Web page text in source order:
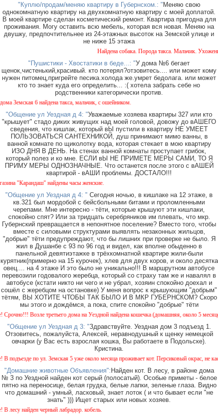
"Куплю/продам/меняю квартиру в Губернском.: "Меняю свою
однокомнатную квартиру на двухкомнатную квартиру с моей доплатой.
В моей квартире сделан косметический ремонт. Квартира пригодна для
проживания. Могу оставить всю мебель, которая вся новая. Меняю на
двушку, предпочтительнее из 24-этажных высоток на Земской улице и
не ниже 15 этажа
Найдена собака. Порода такса. Мальчик.
"Пушистики - Хвостатики в беде...: "У дома №6 бегает
щенок,чистенький,красивый. кто потерял?отзовитесь.... или может кому
нужен питомец,пригрейте песика.холода же.умрет бедолага. или может
кто то знает куда его определить... :( хотела забрать себе но
родственники категорически против.
Земская 6 найдена такса, мальчик, с ошейником.
"Общение ул Уездная д 4: "Уважаемые хозяева квартиры 327 или кто
"крышует" стадо диких живущих над моей головой, довожу до вАШЕГО
сведения, что кишлак, который вЫ пустили в квартиру НЕ УМЕЕТ
ПОЛЬЗОВАТЬСЯ САНТЕХНИКОЙ, душ принимают мимо ванны, в
ванной комнате по щиколотку вода, которая стекает в мою квартиру
ИЗО ДНЯ В ДЕНЬ. На стенах ванной комнаты проступает грибок,
который полез и ко мне. ЕСЛИ вЫ НЕ ПРИМЕТЕ МЕРЫ САМИ, ТО Я
ПРИМУ МЕРЫ ОДНОЗНАЧНЫЕ. Что останется после этого с вАШЕЙ
квартирой - вАШИ проблемы. ДОСТАЛО!!!
"Карандаш" найдены часы женские.
"Общение ул Уездная д 4: " Сегодня ночью, в кишлаке на 12 этаже, в
кв.321 был мордобой с бейсбольными битами и проломленными
черепами. Мне интересно - тёти, которые крышуют эти кишлаки,
спокойно спят? Или за тридцать серебряников им плевать, что мкр.
Губернский превращается в непонятное поселение? Вместо того, чтобы
вместе с силовыми структурами выявлять незаконных жильцов,
"добрые" тёти предупреждают, что бы лишних при проверке не было. Я
жил в Душанбе с 93 по 96 год и видел, как вполне обыденно в
панельной девятиэтажке в трёхкомнатной квартире жили-были
курятник(примерно на 15 курочек), хлев для двух коров, и около десятка
овец.... на 4 этаже И это было не уникально!!! В маршрутном автобусе
перевозили годовалого жеребца, который со страху там же и навалял в
автобусе (кстати никто ни чего и не убрал, хозяин спокойно доехал и
сошёл с жеребцом на остановке) У меня вопрос к крышующим "добрым"
тётям, ВЫ ХОТИТЕ ЧТОБЫ ТАК БЫЛО И В МКР ГУБЕРНСКОМ? Скоро
мы этого и дождёмся, а пока, спите спокойно "добрые" тёти
Возле третьего дома на Уездной найдена кошечка (домашняя, около 5
"Общение ул Уездная д 3: "Здравствуйте. Уездная дом 3 подъезд 1.
Отзовитесь, пожалуйста, Алексей, неравнодушный к щенку немецкой
овчарки (у Вас есть взрослая кошка, Вы работаете в Подольске).
Кристина.
по ул. Земская 5 уже около месяца проживает кот. Персиковый окрас, не
"Домашние животные Объявления":Найден кот. В лесу, в районе дома
№ 3 по Уездной найден кот серый (полосатый). Особые приметы - белое
пятно на переносице, белая грудка, белые лапки, зеленые глаза. Видно
что домашний - умный, ласковый, знает лоток ( и что бывает если "не
знать" ))) Ищет старых или новых хозяев.
найден черный лабрадор. кобель.